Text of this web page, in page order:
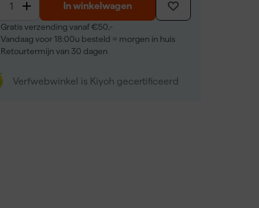
In winkelwagen
Gratis verzending vanaf €50,-
Vandaag voor 18:00u besteld = morgen in huis
Retourtermijn van 30 dagen
Verfwebwinkel is Kiyoh gecertificeerd